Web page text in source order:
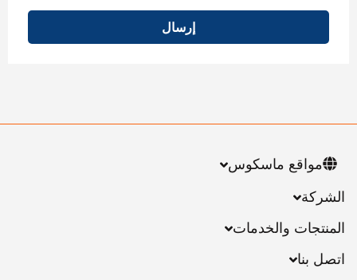
إرسال
الشركة
المنتجات والخدمات
اتصل بنا
مواقع ماسكوس